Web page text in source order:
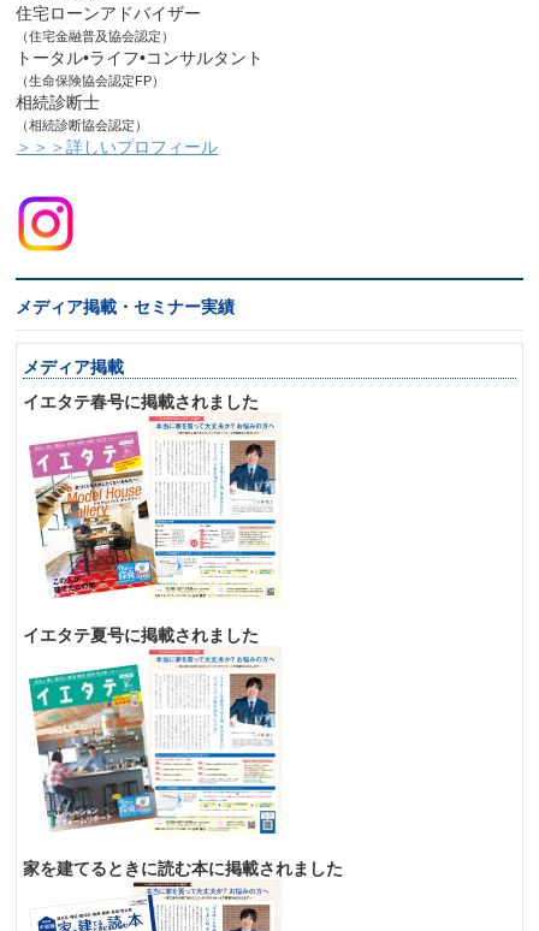
住宅ローンアドバイザー
（住宅金融普及協会認定）
トータル•ライフ•コンサルタント
（生命保険協会認定FP）
相続診断士
（相続診断協会認定）
＞＞＞詳しいプロフィール
メディア掲載・セミナー実績
メディア掲載
イエタテ春号に掲載されました
イエタテ夏号に掲載されました
家を建てるときに読む本に掲載されました